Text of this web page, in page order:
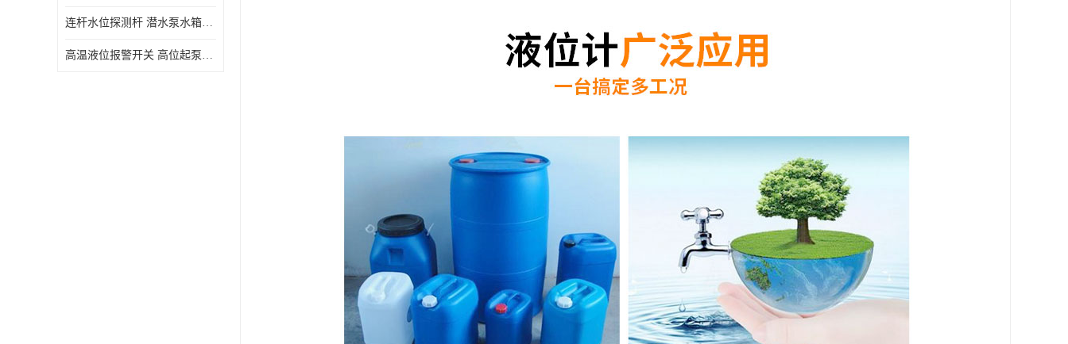
连杆水位探测杆 潜水泵水箱水位控制器 非标定制
高温液位报警开关 高位起泵低水位停泵 不锈钢浮球开关